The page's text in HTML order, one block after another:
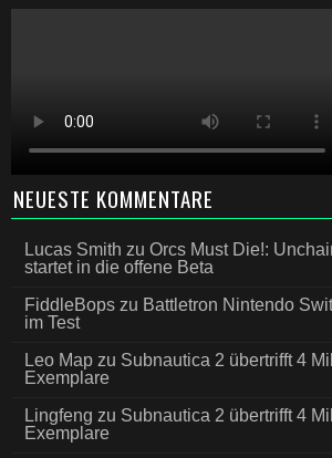
NEUESTE KOMMENTARE
Lucas Smith zu Orcs Must Die!:
startet in die offene Beta
FiddleBops zu Battletron Nintendo
im Test
Leo Map zu Subnautica 2 übertrifft 4
Exemplare
Lingfeng zu Subnautica 2 übertrifft 4
Exemplare